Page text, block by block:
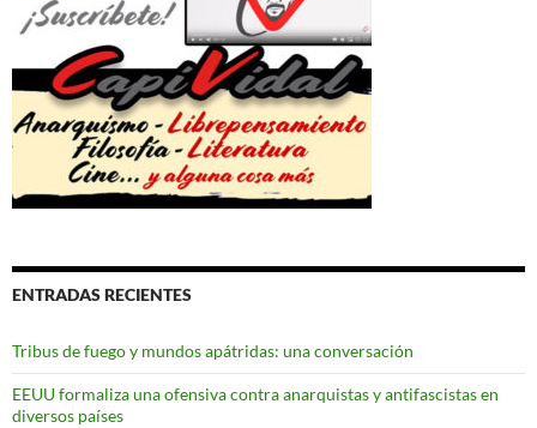
ENTRADAS RECIENTES
Tribus de fuego y mundos apátridas: una conversación
EEUU formaliza una ofensiva contra anarquistas y antifascistas en
diversos países